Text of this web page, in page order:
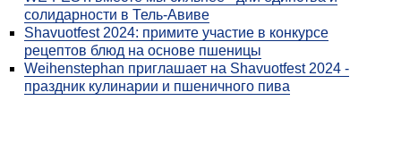
солидарности в Тель-Авиве
Shavuotfest 2024: примите участие в конкурсе
рецептов блюд на основе пшеницы
Weihenstephan приглашает на Shavuotfest 2024 -
праздник кулинарии и пшеничного пива